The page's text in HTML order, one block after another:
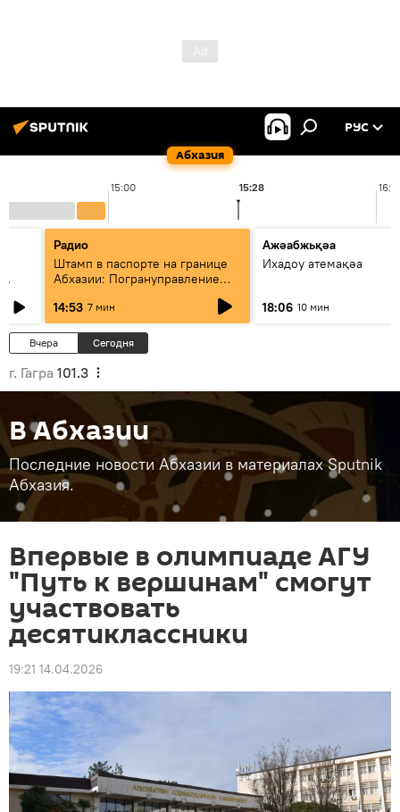
Абхазия
РУС
15:00 15:28
Радио
Штамп в паспорте на границе
Абхазии: Погрануправление
СГБ разъяснило правила для
туристов
14:53 7 мин
Ажәабжьқәа
Ихадоу атемақәа
18:06 10 мин
Вчера Сегодня
г. Гагра 101.3
В Абхазии
Последние новости Абхазии в материалах Sputnik
Абхазия.
Впервые в олимпиаде АГУ
"Путь к вершинам" смогут
участвовать
десятиклассники
19:21 14.04.2026